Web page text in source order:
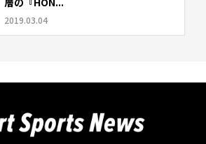
2019.03.04